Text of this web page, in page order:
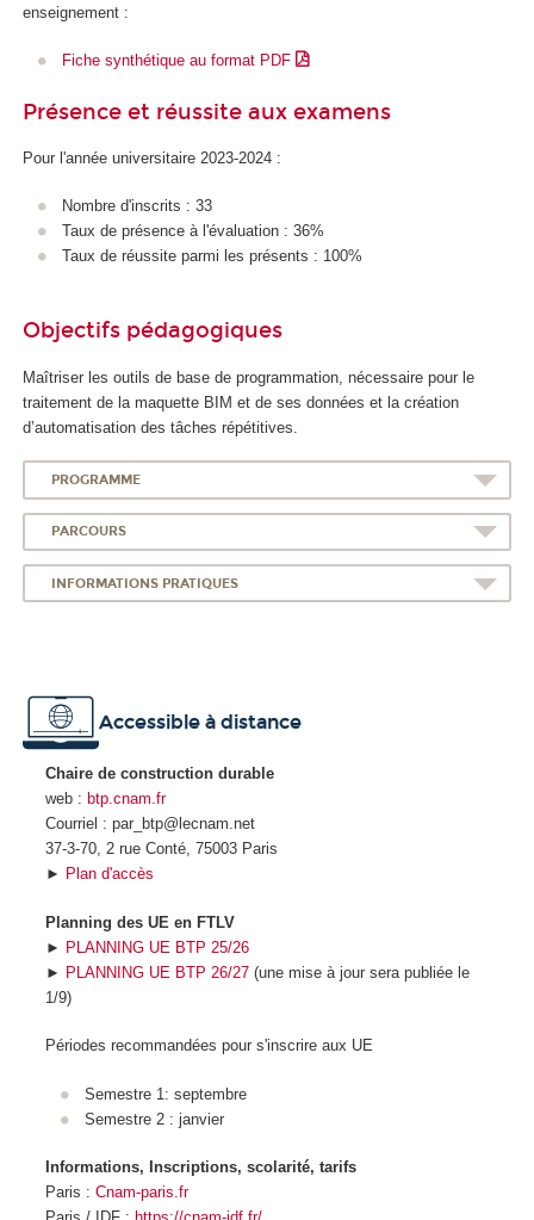
d
l
I
enseignement :
Fiche synthétique au format PDF
Présence et réussite aux examens
Pour l'année universitaire 2023-2024 :
Nombre d'inscrits : 33
Taux de présence à l'évaluation : 36%
Taux de réussite parmi les présents : 100%
Objectifs pédagogiques
Maîtriser les outils de base de programmation, nécessaire pour le
traitement de la maquette BIM et de ses données et la création
d’automatisation des tâches répétitives.
PROGRAMME
PARCOURS
INFORMATIONS PRATIQUES
Accessible à distance
Chaire de construction durable
web : btp.cnam.fr
Courriel : par_btp@lecnam.net
37-3-70, 2 rue Conté, 75003 Paris
► Plan d'accès
Planning des UE en FTLV
► PLANNING UE BTP 25/26
► PLANNING UE BTP 26/27 (une mise à jour sera publiée le
1/9)
Périodes recommandées pour s'inscrire aux UE
Semestre 1: septembre
Semestre 2 : janvier
Informations, Inscriptions, scolarité, tarifs
Paris : Cnam-paris.fr